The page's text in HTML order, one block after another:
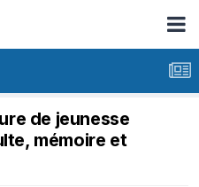
de jeunesse
mémoire et